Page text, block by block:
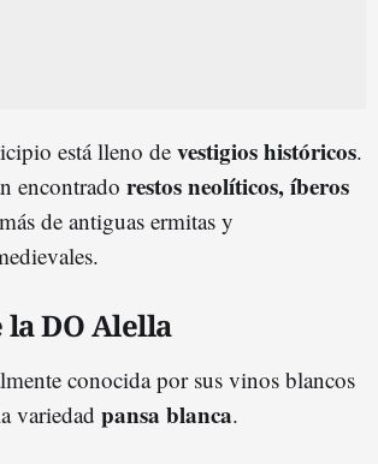
está lleno de vestigios históricos.
encontrado restos neolíticos, íberos
de antiguas ermitas y
DO Alella
conocida por sus vinos blancos
variedad pansa blanca.